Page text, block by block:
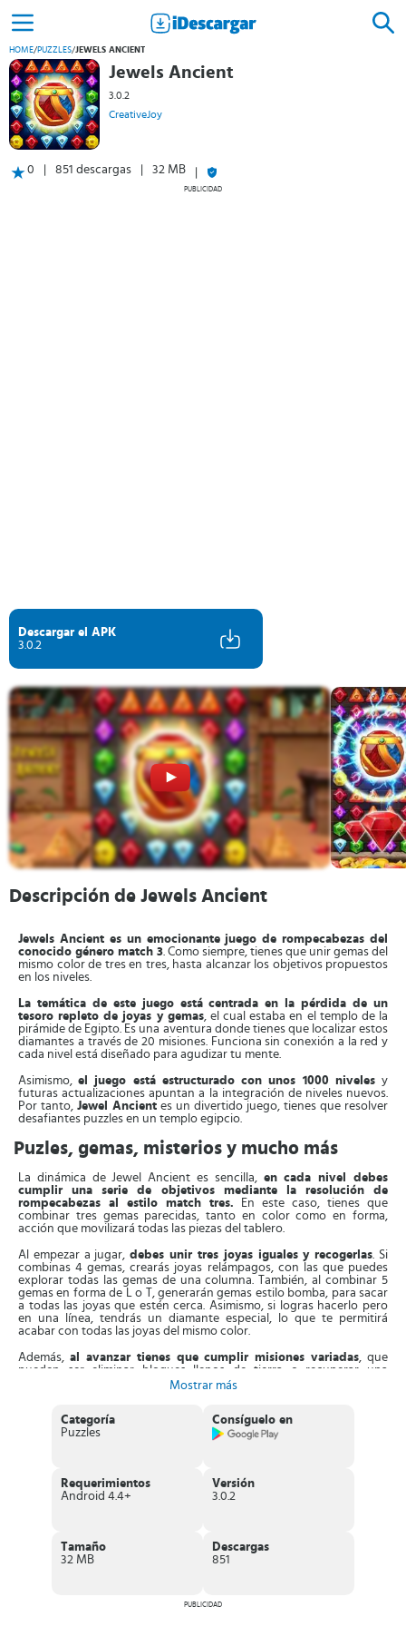
HOME/PUZZLES/JEWELS ANCIENT
Jewels Ancient
3.0.2
CreativeJoy
0 851 descargas 32 MB
PUBLICIDAD
Descargar el APK
3.0.2
Descripción de Jewels Ancient
Jewels Ancient es un emocionante juego de rompecabezas del
conocido género match 3. Como siempre, tienes que unir gemas del
mismo color de tres en tres, hasta alcanzar los objetivos propuestos
en los niveles.
La temática de este juego está centrada en la pérdida de un
tesoro repleto de joyas y gemas, el cual estaba en el templo de la
pirámide de Egipto. Es una aventura donde tienes que localizar estos
diamantes a través de 20 misiones. Funciona sin conexión a la red y
cada nivel está diseñado para agudizar tu mente.
Asimismo,el juego está estructurado con unos 1000 nivelesy
futuras actualizaciones apuntan a la integración de niveles nuevos.
Por tanto, Jewel Ancient es un divertido juego, tienes que resolver
desafiantes puzzles en un templo egipcio.
Puzles, gemas, misterios y mucho más
La dinámica de Jewel Ancient es sencilla, en cada nivel debes
cumplir una serie de objetivos mediante la resolución de
rompecabezas al estilo match tres. En este caso, tienes que
combinar tres gemas parecidas, tanto en color como en forma,
acción que movilizará todas las piezas del tablero.
Al empezar a jugar,debes unir tres joyas iguales y recogerlas. Si
combinas 4 gemas, crearás joyas relámpagos, con las que puedes
explorar todas las gemas de una columna. También, al combinar 5
gemas en forma de L o T, generarán gemas estilo bomba, para sacar
a todas las joyas que estén cerca. Asimismo, si logras hacerlo pero
en una línea, tendrás un diamante especial, lo que te permitirá
acabar con todas las joyas del mismo color.
Además, al avanzar tienes que cumplir misiones variadas, que
pueden ser eliminar bloques llenos de tierra o recuperar una
cantidad específica de joyas de un mismo tono. Recuerda, en cada
ayuda mediante el sistema de pistas.
Entretenido juego de rompecabezas
de una pirámide en Egipto.
Consta de más de 1000 niveles, adictivos y desafiantes
Es un título sencillo, pero
al avanzar los niveles serán muy
desafiantes
Funciona sin conexión a la red, tanto en celulares como en
, con lindos efectos.
Mostrar más
Categoría
Puzzles
Consíguelo en
Requerimientos
Android 4.4+
Versión
3.0.2
Tamaño
32 MB
Descargas
851
PUBLICIDAD